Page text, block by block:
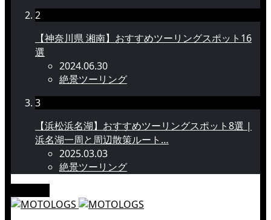
2
【神奈川県 湘南】おすすめツーリングスポット16
選
2024.06.30
絶景ツーリング
3
【浜松浜名湖】おすすめツーリングスポット8選 |
浜名湖一周と周辺散策ルート…
2025.03.03
絶景ツーリング